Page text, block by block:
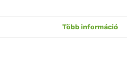
Több információ